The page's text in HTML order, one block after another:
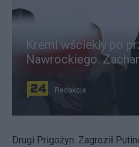
Kreml wściekły po
Nawrockiego.
Redakcja
Drugi Prigożyn. Zagroził